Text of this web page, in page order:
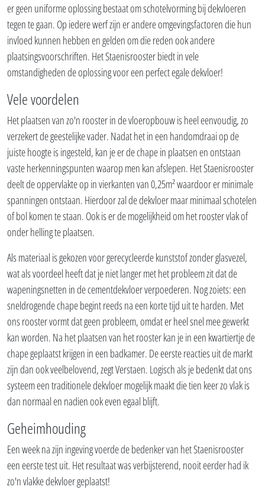
er geen uniforme oplossing bestaat om schotelvorming bij dekvloeren
tegen te gaan. Op iedere werf zijn er andere omgevingsfactoren die hun
invloed kunnen hebben en gelden om die reden ook andere
plaatsingsvoorschriften. Het Staenisrooster biedt in vele
omstandigheden de oplossing voor een perfect egale dekvloer!
Vele voordelen
Het plaatsen van zo'n rooster in de vloeropbouw is heel eenvoudig, zo
verzekert de geestelijke vader. Nadat het in een handomdraai op de
juiste hoogte is ingesteld, kan je er de chape in plaatsen en ontstaan
vaste herkenningspunten waarop men kan afslepen. Het Staenisrooster
deelt de oppervlakte op in vierkanten van 0,25m² waardoor er minimale
spanningen ontstaan. Hierdoor zal de dekvloer maar minimaal schotelen
of bol komen te staan. Ook is er de mogelijkheid om het rooster vlak of
onder helling te plaatsen.
Als materiaal is gekozen voor gerecycleerde kunststof zonder glasvezel,
wat als voordeel heeft dat je niet langer met het probleem zit dat de
wapeningsnetten in de cementdekvloer verpoederen. Nog zoiets: een
sneldrogende chape begint reeds na een korte tijd uit te harden. Met
ons rooster vormt dat geen probleem, omdat er heel snel mee gewerkt
kan worden. Na het plaatsen van het rooster kan je in een kwartiertje de
chape geplaatst krijgen in een badkamer. De eerste reacties uit de markt
zijn dan ook veelbelovend, zegt Verstaen. Logisch als je bedenkt dat ons
systeem een traditionele dekvloer mogelijk maakt die tien keer zo vlak is
dan normaal en nadien ook even egaal blijft.
Geheimhouding
Een week na zijn ingeving voerde de bedenker van het Staenisrooster
een eerste test uit. Het resultaat was verbijsterend, nooit eerder had ik
zo'n vlakke dekvloer geplaatst!